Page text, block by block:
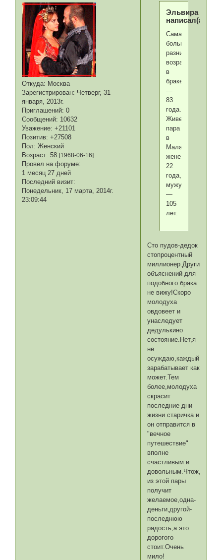
Откуда: Москва
Зарегистрирован: Четверг, 31
января, 2013г.
Приглашений: 0
Сообщений: 10632
Уважение: +21101
Позитив: +27508
Пол: Женский
Возраст: 58[1968-06-16]
Провел на форуме:
1 месяц 27 дней
Последний визит:
Понедельник, 17 марта, 2014г.
23:09:44
Эльвира
написал(а):
Самая
большая
разница
возраста
в
браке
—
83
года.
Живет
пара
в
Малайзии,
жене
22
года,
мужу
—
105
лет.
Cто пудов-дедок
стопроцентный
миллионер.Других
объяснений для
подобного брака
не вижу!Скоро
молодуха
овдовеет и
унаследует
дедулькино
состояние.Нет,я
не
осуждаю,каждый
зарабатывает как
может.Тем
более,молодуха
скрасит
последние дни
жизни старичка и
он отправится в
"вечное
путешествие"
вполне
счастливым и
из этой пары
получит
желаемое,одна-
деньги,другой-
последнюю
радость,а это
дорогого
стоит.Очень
мило!